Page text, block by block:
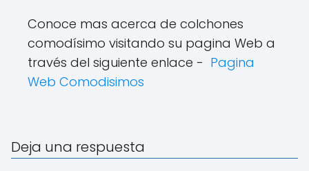
Conoce mas acerca de colchones
comodísimo visitando su pagina Web a
través del siguiente enlace - Pagina
Web Comodisimos
Deja una respuesta